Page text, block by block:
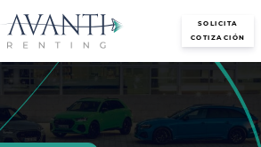
SOLICITA
COTIZACIÓN